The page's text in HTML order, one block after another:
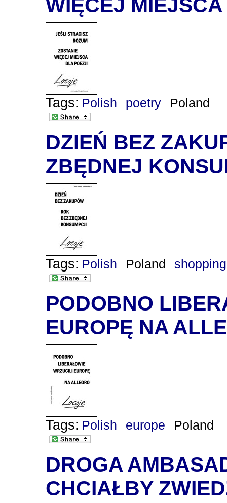
WIĘCEJ
Tags: Polish poetry Poland
DZIEŃ BEZ
ZBĘDNEJ
Tags: Polish Poland shopping
PODOBNO
EUROPĘ NA
Tags: Polish europe Poland
DROGA
CHCIAŁBY